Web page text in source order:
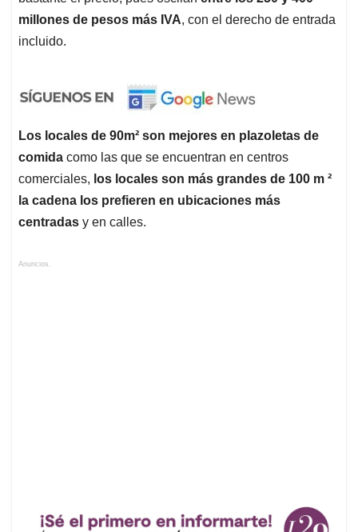
millones de pesos más IVA, con el derecho de entrada
incluido.
Los locales de 90m² son mejores en plazoletas de
comida como las que se encuentran en centros
comerciales, los locales son más grandes de 100 m ²
la cadena los prefieren en ubicaciones más
centradas y en calles.
Anuncios.